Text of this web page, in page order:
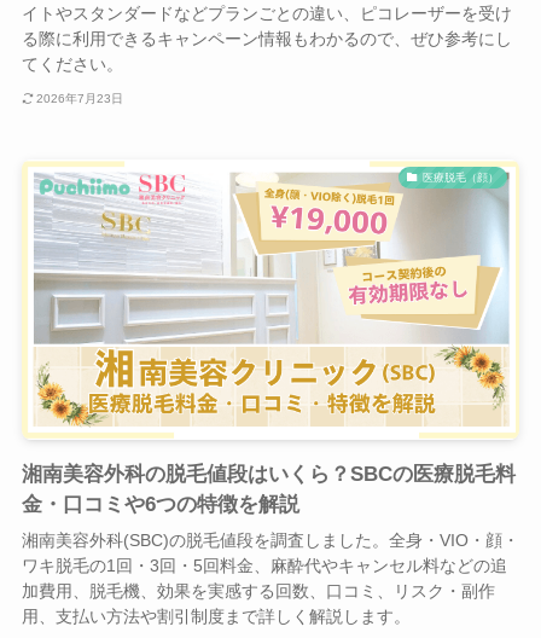
イトやスタンダードなどプランごとの違い、ピコレーザーを受け
る際に利用できるキャンペーン情報もわかるので、ぜひ参考にし
てください。
2026年7月23日
医療脱毛（顔）
湘南美容外科の脱毛値段はいくら？SBCの医療脱毛料
金・口コミや6つの特徴を解説
湘南美容外科(SBC)の脱毛値段を調査しました。全身・VIO・顔・
ワキ脱毛の1回・3回・5回料金、麻酔代やキャンセル料などの追
加費用、脱毛機、効果を実感する回数、口コミ、リスク・副作
用、支払い方法や割引制度まで詳しく解説します。